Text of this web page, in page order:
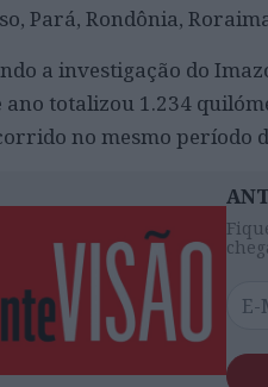
Pará, Rondônia,
a investigação do
ano totalizou 1.234
no mesmo período